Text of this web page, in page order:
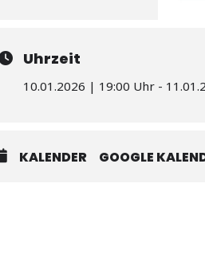
Uhrzeit
10.01.2026 | 19:00 Uhr -
KALENDER GOOGLE